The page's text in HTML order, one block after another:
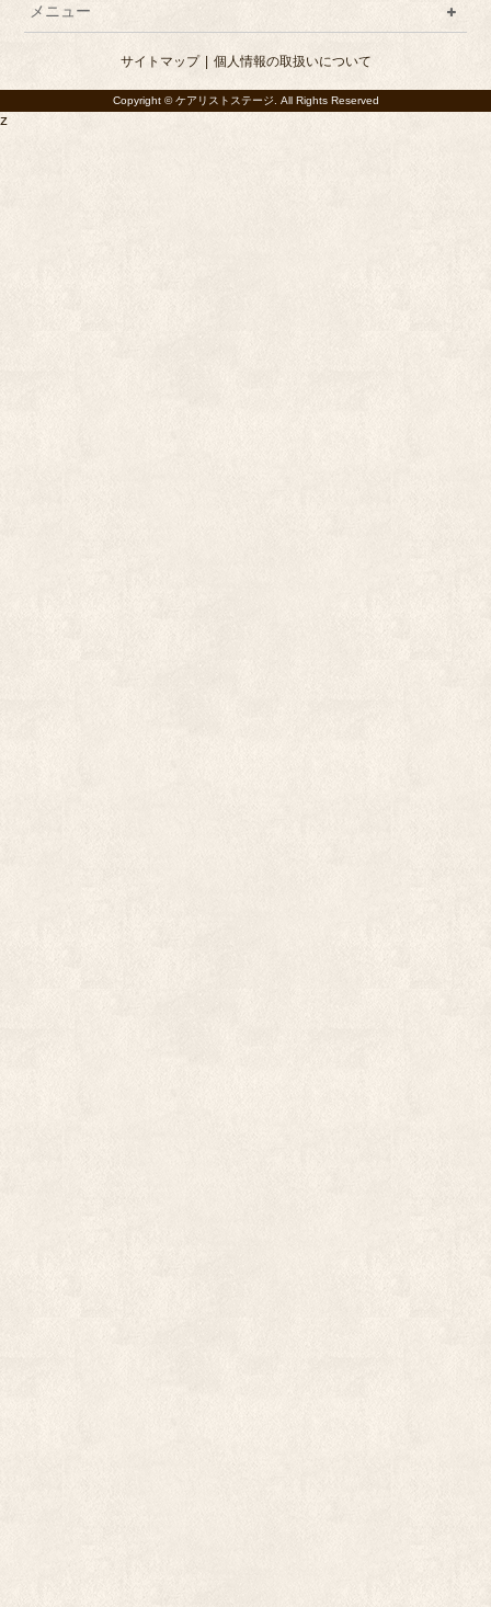
メニュー
サイトマップ 個人情報の取扱いについて
Copyright © ケアリストステージ. All Rights Reserved
z